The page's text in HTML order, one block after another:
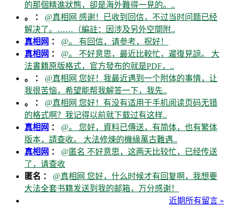
的那個精進狀態，卻是海外難得一見的。..
。 ： @真相网 感谢！已收到回信，不过当时问题已经
解决了。……（編註：因涉及另外空間附..
真相网 ： @。 有回信，请参考，祝好！
真相网 ： @。 不好意思，最近比較忙，遲復見諒。 大
法書籍原版格式，官方發布的就是PDF，..
。 ： @真相网 您好！我最近遇到一个附体的事情，让
我很苦恼，希望能帮我解答一下，我先..
。 ： @真相网 您好！有没有适用于手机阅读页码无错
的格式啊？我记得以前就下载过有这样..
真相网 ： @。 您好，資料已傳送，有简体，也有繁体
版本，請查收。 大法修煉的機緣萬古難遇..
真相网 ： @匿名 不好意思，这两天比较忙，已经传送
了，请查收
匿名 ： @真相网 您好，什么时候才有回复啊，我想要
大法全套书籍发送到我的邮箱，万分感谢！
近期所有留言 »